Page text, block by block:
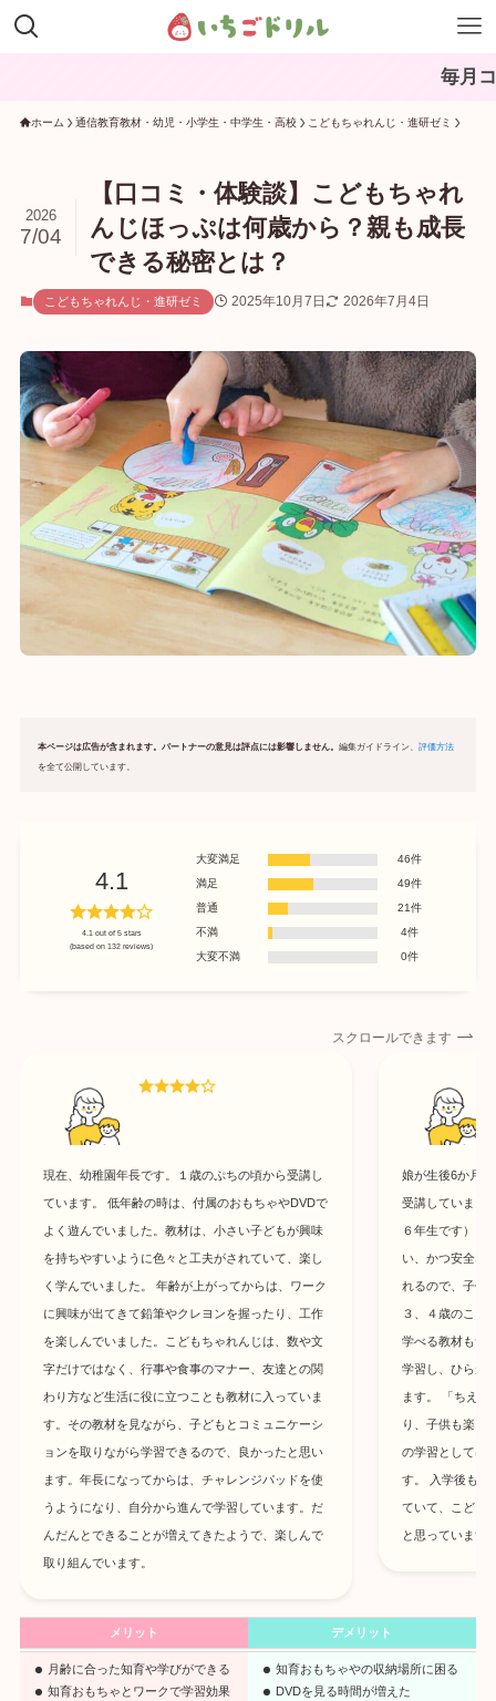
毎月コンテンツを更新中
ホーム 通信教育教材・幼児・小学生・中学生・高校 こどもちゃれんじ・進研ゼミ
【口コミ・体験談】こどもちゃれ
んじほっぷは何歳から？親も成長
できる秘密とは？
2026
7/04
こどもちゃれんじ・進研ゼミ 2025年10月7日 2026年7月4日
本ページは広告が含まれます。パートナーの意見は評点には影響しません。 編集ガイドライン、 評価方法
を全て公開しています。
4.1
4.1 out of 5 stars
(based on 132 reviews)
大変満足
46件
満足
49件
普通
21件
不満
4件
大変不満
0件
スクロールできます
現在、幼稚園年長です。１歳のぷちの頃から受講し
ています。 低年齢の時は、付属のおもちゃやDVDで
よく遊んでいました。教材は、小さい子どもが興味
を持ちやすいように色々と工夫がされていて、楽し
く学んでいました。 年齢が上がってからは、ワーク
に興味が出てきて鉛筆やクレヨンを握ったり、工作
を楽しんでいました。こどもちゃれんじは、数や文
字だけではなく、行事や食事のマナー、友達との関
わり方など生活に役に立つことも教材に入っていま
す。その教材を見ながら、子どもとコミュニケーシ
ョンを取りながら学習できるので、良かったと思い
ます。年長になってからは、チャレンジパッドを使
うようになり、自分から進んで学習しています。だ
んだんとできることが増えてきたようで、楽しんで
取り組んでいます。
娘が生後6か月
受講していまし
６年生です） 赤
い、かつ安全な
れるので、子供
３、４歳のころ
学べる教材もつ
学習し、ひらが
ます。 「ちえワ
り、子供も楽し
の学習としては
す。 入学後も、
ていて、こども
と思っています
メリット デメリット
月齢に合った知育や学びができる
知育おもちゃとワークで学習効果
知育おもちゃやの収納場所に困る
DVDを見る時間が増えた